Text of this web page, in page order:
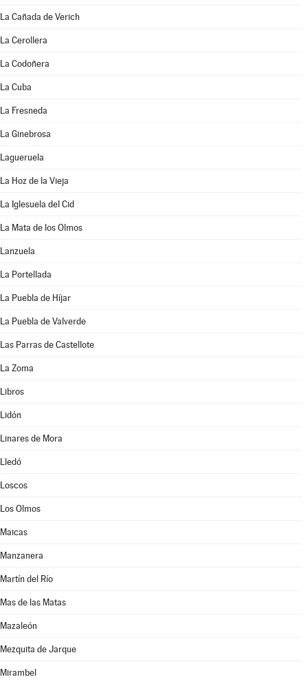
La Cañada de Verich
La Cerollera
La Codoñera
La Cuba
La Fresneda
La Ginebrosa
Lagueruela
La Hoz de la Vieja
La Iglesuela del Cid
La Mata de los Olmos
Lanzuela
La Portellada
La Puebla de Híjar
La Puebla de Valverde
Las Parras de Castellote
La Zoma
Libros
Lidón
Linares de Mora
Lledó
Loscos
Los Olmos
Maicas
Manzanera
Martín del Río
Mas de las Matas
Mazaleón
Mezquita de Jarque
Mirambel